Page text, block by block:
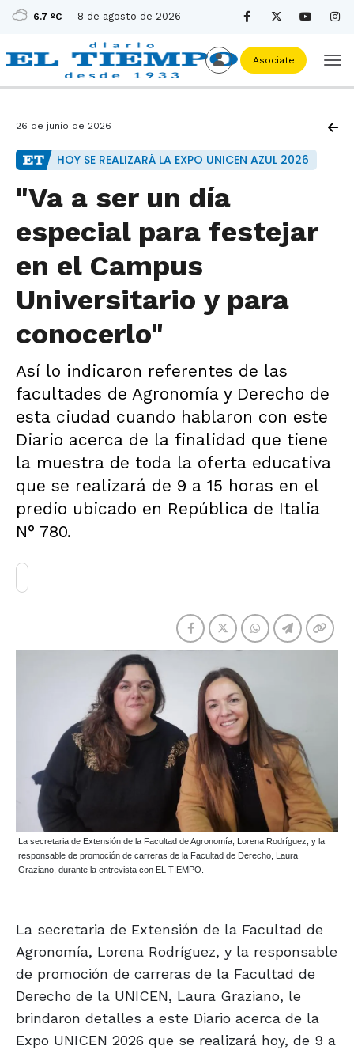
6.7 ºC 8 de agosto de 2026
Asociate
26 de junio de 2026
HOY SE REALIZARÁ LA EXPO UNICEN AZUL 2026
"Va a ser un día
especial para festejar
en el Campus
Universitario y para
conocerlo"
Así lo indicaron referentes de las
facultades de Agronomía y Derecho de
esta ciudad cuando hablaron con este
Diario acerca de la finalidad que tiene
la muestra de toda la oferta educativa
que se realizará de 9 a 15 horas en el
predio ubicado en República de Italia
N° 780.
La secretaria de Extensión de la Facultad de Agronomía, Lorena Rodríguez, y la
responsable de promoción de carreras de la Facultad de Derecho, Laura
Graziano, durante la entrevista con EL TIEMPO.
La secretaria de Extensión de la Facultad de
Agronomía, Lorena Rodríguez, y la responsable
de promoción de carreras de la Facultad de
Derecho de la UNICEN, Laura Graziano, le
brindaron detalles a este Diario acerca de la
Expo UNICEN 2026 que se realizará hoy, de 9 a